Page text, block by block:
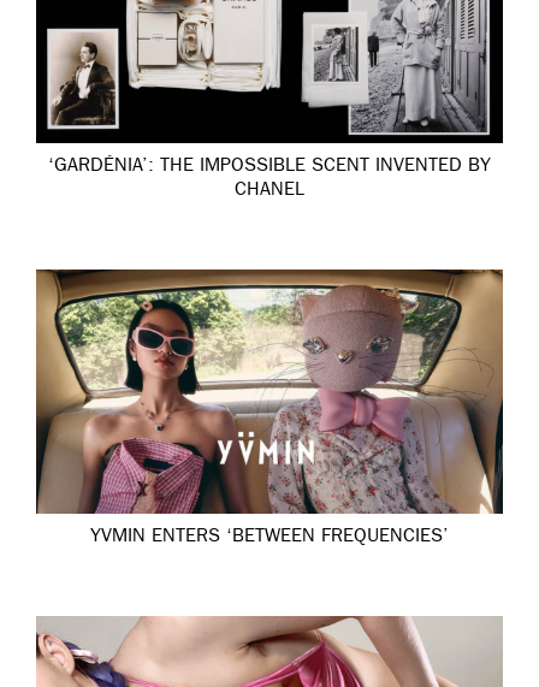
‘GARDÉNIA’: THE IMPOSSIBLE SCENT INVENTED BY
CHANEL
YVMIN ENTERS ‘BETWEEN FREQUENCIES’